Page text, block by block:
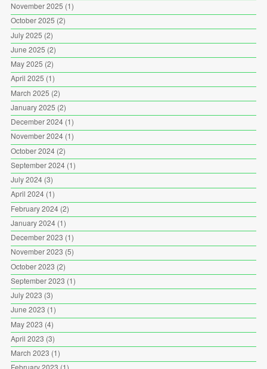
November 2025 (1)
October 2025 (2)
July 2025 (2)
June 2025 (2)
May 2025 (2)
April 2025 (1)
March 2025 (2)
January 2025 (2)
December 2024(1)
November 2024(1)
October 2024(2)
September 2024(1)
July 2024(3)
April 2024(1)
February 2024(2)
January 2024(1)
December 2023 (1)
November 2023 (5)
October 2023 (2)
September 2023 (1)
July 2023 (3)
June 2023 (1)
May 2023 (4)
April 2023 (3)
March 2023 (1)